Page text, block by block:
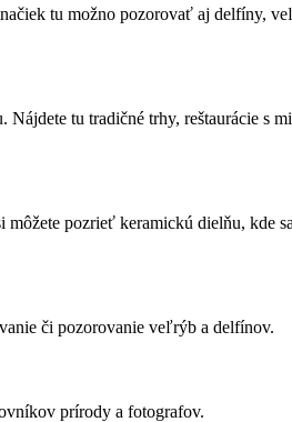
tu možno pozorovať aj delfíny,
tu tradičné trhy, reštaurácie s
pozrieť keramickú dielňu, kde
či pozorovanie veľrýb a delfínov.
prírody a fotografov.